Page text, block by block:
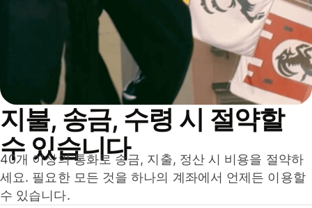
지불, 송금, 수령 시 절약할
수 있습니다
40개 이상의 통화로 송금, 지출, 정산 시 비용을 절약하
세요. 필요한 모든 것을 하나의 계좌에서 언제든 이용할
수 있습니다.